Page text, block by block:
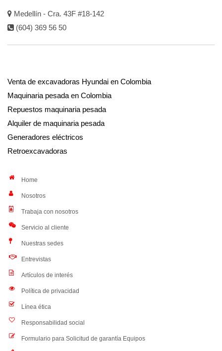
Medellín - Cra. 43F #18-142
(604) 369 56 50
Venta de excavadoras Hyundai en Colombia
Maquinaria pesada en Colombia
Repuestos maquinaria pesada
Alquiler de maquinaria pesada
Generadores eléctricos
Retroexcavadoras
Home
Nosotros
Trabaja con nosotros
Servicio al cliente
Nuestras sedes
Entrevistas
Artículos de interés
Política de privacidad
Línea ética
Responsabilidad social
Formulario para Solicitud de garantía Equipos